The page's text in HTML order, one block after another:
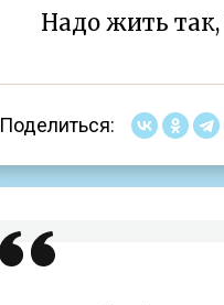
Надо жить так,
Поделиться: